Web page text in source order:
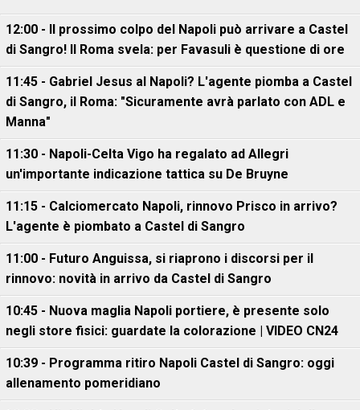
12:00 - Il prossimo colpo del Napoli può arrivare a Castel
di Sangro! Il Roma svela: per Favasuli è questione di ore
11:45 - Gabriel Jesus al Napoli? L'agente piomba a Castel
di Sangro, il Roma: "Sicuramente avrà parlato con ADL e
Manna"
11:30 - Napoli-Celta Vigo ha regalato ad Allegri
un'importante indicazione tattica su De Bruyne
11:15 - Calciomercato Napoli, rinnovo Prisco in arrivo?
L'agente è piombato a Castel di Sangro
11:00 - Futuro Anguissa, si riaprono i discorsi per il
rinnovo: novità in arrivo da Castel di Sangro
10:45 - Nuova maglia Napoli portiere, è presente solo
negli store fisici: guardate la colorazione | VIDEO CN24
10:39 - Programma ritiro Napoli Castel di Sangro: oggi
allenamento pomeridiano